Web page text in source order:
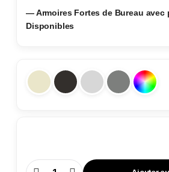
— Armoires Fortes de Bureau avec
Disponibles